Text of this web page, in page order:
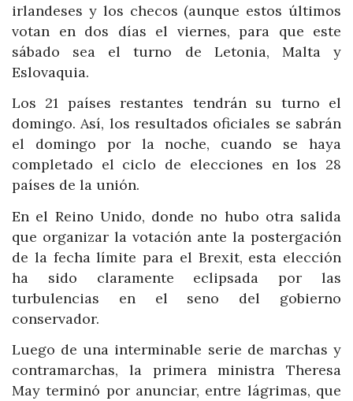
irlandeses y los checos (aunque estos últimos
votan en dos días el viernes, para que este
sábado sea el turno de Letonia, Malta y
Eslovaquia.
Los 21 países restantes tendrán su turno el
domingo. Así, los resultados oficiales se sabrán
el domingo por la noche, cuando se haya
completado el ciclo de elecciones en los 28
países de la unión.
En el Reino Unido, donde no hubo otra salida
que organizar la votación ante la postergación
de la fecha límite para el Brexit, esta elección
ha sido claramente eclipsada por las
turbulencias en el seno del gobierno
conservador.
Luego de una interminable serie de marchas y
contramarchas, la primera ministra Theresa
May terminó por anunciar, entre lágrimas, que